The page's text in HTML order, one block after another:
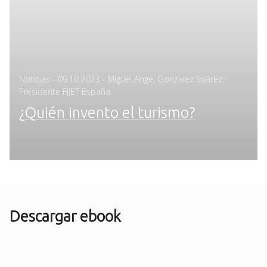
Noticias - Posted
on
09.10.2023 - Miguel Angel Gonzalez Suárez ·
Presidente FIJET España
¿Quién invento el turismo?
Descargar ebook